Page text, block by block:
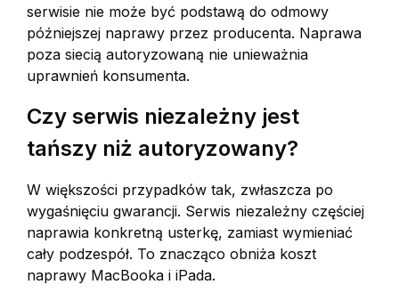
serwisie nie może być podstawą do odmowy
późniejszej naprawy przez producenta. Naprawa
poza siecią autoryzowaną nie unieważnia
uprawnień konsumenta.
Czy serwis niezależny jest
tańszy niż autoryzowany?
W większości przypadków tak, zwłaszcza po
wygaśnięciu gwarancji. Serwis niezależny częściej
naprawia konkretną usterkę, zamiast wymieniać
cały podzespół. To znacząco obniża koszt
naprawy MacBooka i iPada.